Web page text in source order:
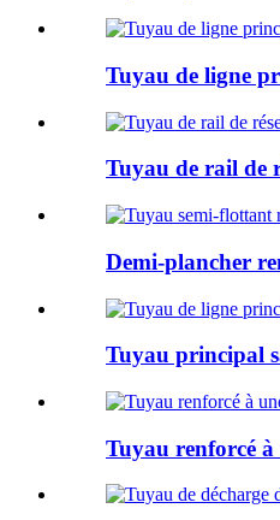
Tuyau de ligne
Tuyau de rail de
Demi-plancher
Tuyau principal
Tuyau renforcé à